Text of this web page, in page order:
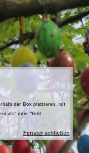
der Box platzieren, mit
als" oder "Bild
Fenster schließen